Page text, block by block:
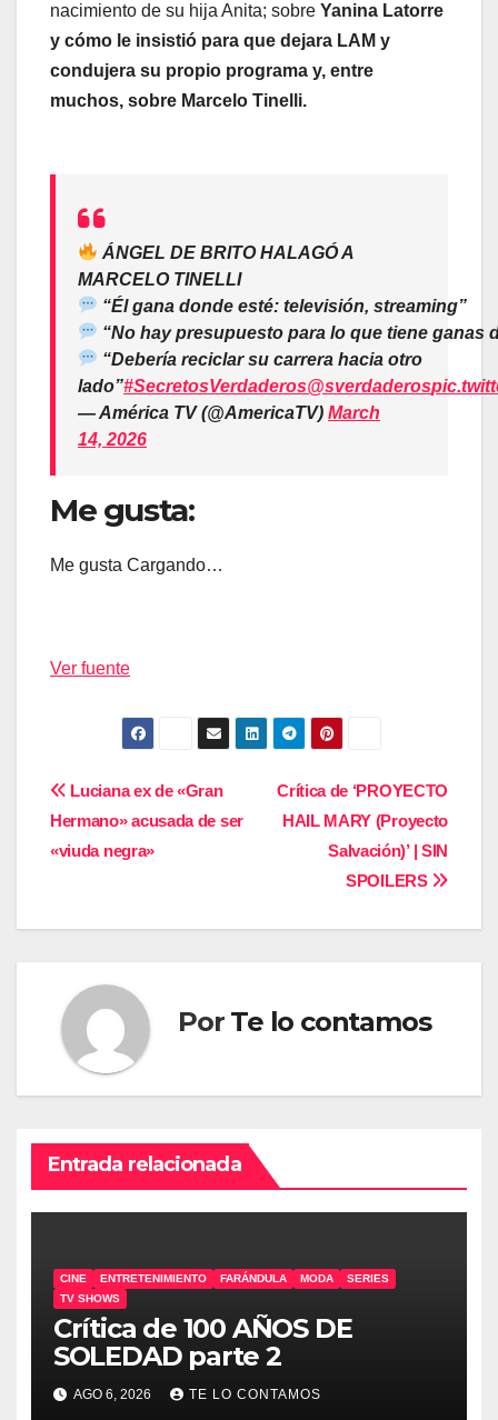
nacimiento de su hija Anita; sobre Yanina Latorre
y cómo le insistió para que dejara LAM y
condujera su propio programa y, entre
muchos, sobre Marcelo Tinelli.
ÁNGEL DE BRITO HALAGÓ A
MARCELO TINELLI
“Él gana donde esté: televisión, streaming”
“No hay presupuesto para lo que tiene ganas
“Debería reciclar su carrera hacia otro
lado”#SecretosVerdaderos@sverdaderos
— América TV (@AmericaTV) March
14, 2026
Me gusta:
Me gusta Cargando…
Ver fuente
Navegación
de
Crítica de ‘PROYECTO
HAIL MARY (Proyecto
Salvación)’ | SIN
SPOILERS
Luciana ex de «Gran
Hermano» acusada de ser
«viuda negra»
Por Te lo contamos
Entrada relacionada
CINE ENTRETENIMIENTO FARÁNDULA MODA
SERIES
TV SHOWS
Crítica de 100 AÑOS DE
SOLEDAD parte 2
AGO 6, 2026 TE LO CONTAMOS